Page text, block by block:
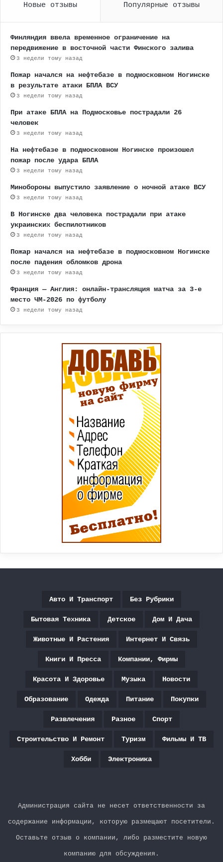
Новые отзывы Популярные отзывы
Финляндия ввела временное ограничение на
передвижение в восточной части Финского залива
3 недели тому назад
Пожар начался на нефтебазе в подмосковном Ногинске
в результате атаки БПЛА ВСУ
3 недели тому назад
При атаке БПЛА на Подмосковье пострадали 26
человек
3 недели тому назад
На нефтебазе в подмосковном Ногинске произошел
пожар после удара БПЛА
3 недели тому назад
Минобороны выпустило заявление о ночной атаке ВСУ
3 недели тому назад
В Ногинске два человека пострадали при атаке
украинских беспилотников
3 недели тому назад
Пожар начался на нефтебазе в подмосковном Ногинске
после падения обломков дрона
3 недели тому назад
Франция — Англия: онлайн-трансляция матча за 3-е
место ЧМ-2026 по футболу
3 недели тому назад
Авто И Транспорт Без Рубрики
Бытовая Техника Детское Дом И Дача
Животные И Растения Интернет И Связь
Книги И Пресса Компании, Фирмы
Красота И Здоровье Музыка Новости
Образование Одежда Питание Покупки
Развлечения Разное Спорт
Строительство И Ремонт Туризм Фильмы И ТВ
Хобби Электроника
Администрация сайта не несет ответственности за
содержание информации, которую размещают посетители.
Оставьте отзыв о компании, либо разместите новую
компанию для обсуждения.